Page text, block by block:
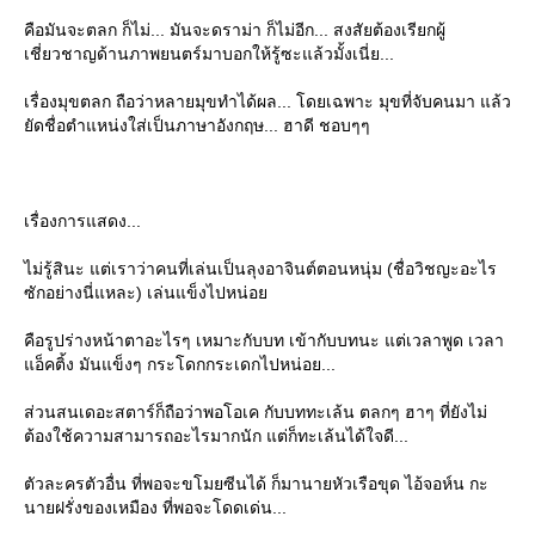
คือมันจะตลก ก็ไม่... มันจะดราม่า ก็ไม่อีก... สงสัยต้องเรียกผู้
เชี่ยวชาญด้านภาพยนตร์มาบอกให้รู้ซะแล้วมั้งเนี่ย...
เรื่องมุขตลก ถือว่าหลายมุขทำได้ผล... โดยเฉพาะ มุขที่จับคนมา แล้ว
ัดชื่อตำแหน่งใส่เป็นภาษาอังกฤษ... ฮาดี ชอบๆๆ
เรื่องการแสดง...
ไม่รู้สินะ แต่เราว่าคนที่เล่นเป็นลุงอาจินต์ตอนหนุ่ม (ชื่อวิชญะอะไร
ซักอย่างนี่แหละ) เล่นแข็งไปหน่อ
คือรูปร่างหน้าตาอะไรๆ เหมาะกับบท เข้ากับบทนะ แต่เวลาพูด เวลา
อ็คติ้ง มันแข็งๆ กระโดกกระเดกไปหน่อย...
ส่วนสนเดอะสตาร์ก็ถือว่าพอโอเค กับบททะเล้น ตลกๆ ฮาๆ ที่ยังไม่
ต้องใช้ความสามารถอะไรมากนัก แต่ก็ทะเล้นได้ใจดี...
ตัวละครตัวอื่น ที่พอจะขโมยซีนได้ ก็มานายหัวเรือขุด ไอ้จอห์น กะ
นายฝรั่งของเหมือง ที่พอจะโดดเด่น...